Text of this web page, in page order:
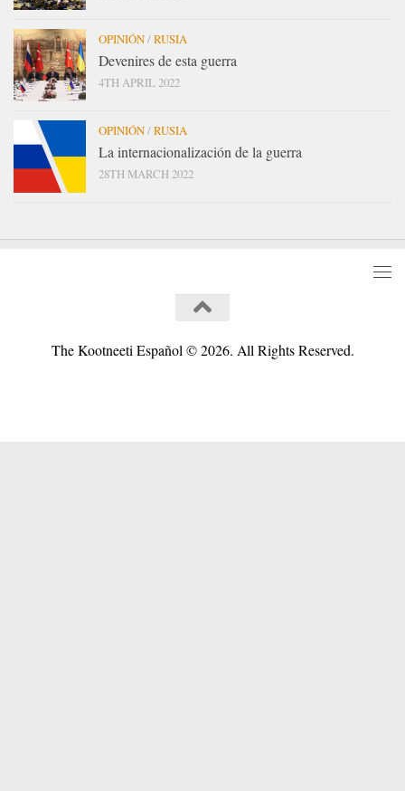
OPINIÓN/RUSIA
Devenires de esta guerra
4TH APRIL 2022
OPINIÓN/RUSIA
La internacionalización de la guerra
28TH MARCH 2022
The Kootneeti Español © 2026. All Rights Reserved.